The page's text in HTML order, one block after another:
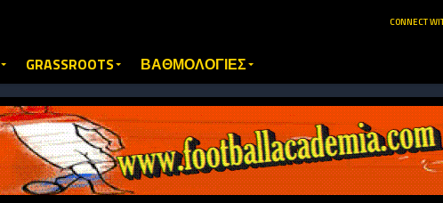
CONNECT
GRASSROOTS ΒΑΘΜΟΛΟΓΙΕΣ